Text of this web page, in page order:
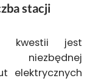
stacji
kwestii jest
niezbędnej
elektrycznych